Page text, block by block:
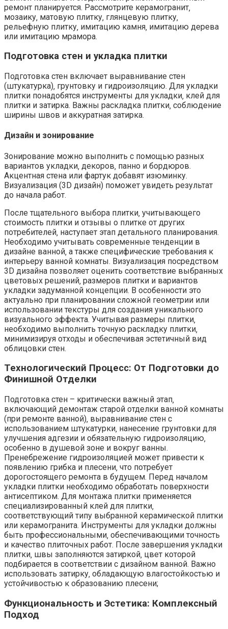
ремонт планируется. Рассмотрите керамогранит‚
мозаику‚ матовую плитку‚ глянцевую плитку‚
рельефную плитку‚ имитацию камня‚ имитацию дерева
или имитацию мрамора.
Подготовка стен и укладка плитки
Подготовка стен включает выравнивание стен
(штукатурка)‚ грунтовку и гидроизоляцию. Для укладки
плитки понадобятся инструменты для укладки‚ клей для
плитки и затирка. Важны раскладка плитки‚ соблюдение
ширины швов и аккуратная затирка.
Дизайн и зонирование
Зонирование можно выполнить с помощью разных
вариантов укладки‚ декоров‚ панно и бордюров.
Акцентная стена или фартук добавят изюминку.
Визуализация (3D дизайн) поможет увидеть результат
до начала работ.
После тщательного выбора плитки‚ учитывающего
стоимость плитки и отзывы о плитке от других
потребителей‚ наступает этап детального планирования.
Необходимо учитывать современные тенденции в
дизайне ванной‚ а также специфические требования к
интерьеру ванной комнаты. Визуализация посредством
3D дизайна позволяет оценить соответствие выбранных
цветовых решений‚ размеров плитки и вариантов
укладки задуманной концепции. В особенности это
актуально при планировании сложной геометрии или
использовании текстуры для создания уникального
визуального эффекта. Учитывая размеры плитки‚
необходимо выполнить точную раскладку плитки‚
минимизируя отходы и обеспечивая эстетичный вид
облицовки стен.
Технологический Процесс: От Подготовки до
Финишной Отделки
Подготовка стен – критически важный этап‚
включающий демонтаж старой отделки ванной комнаты
(при ремонте ванной)‚ выравнивание стен с
использованием штукатурки‚ нанесение грунтовки для
улучшения адгезии и обязательную гидроизоляцию‚
особенно в душевой зоне и вокруг ванны.
Пренебрежение гидроизоляцией может привести к
появлению грибка и плесени‚ что потребует
дорогостоящего ремонта в будущем. Перед началом
укладки плитки необходимо обработать поверхности
антисептиком. Для монтажа плитки применяется
специализированный клей для плитки‚
соответствующий типу выбранной керамической плитки
или керамогранита. Инструменты для укладки должны
быть профессиональными‚ обеспечивающими точность
и качество плиточных работ. После завершения укладки
плитки‚ швы заполняются затиркой‚ цвет которой
подбирается в соответствии с дизайном ванной. Важно
использовать затирку‚ обладающую влагостойкостью и
устойчивостью к образованию плесени;
Функциональность и Эстетика: Комплексный
Подход